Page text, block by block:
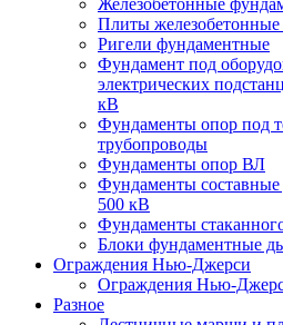
Железобетонные
Плиты
Ригели фундаментные
Фундамент под
электрических
кВ
Фундаменты опор под
трубопроводы
Фундаменты опор ВЛ
Фундаменты
500 кВ
Фундаменты
Блоки фундаментные
Ограждения Нью-Джерси
Ограждения Нью-
Разное